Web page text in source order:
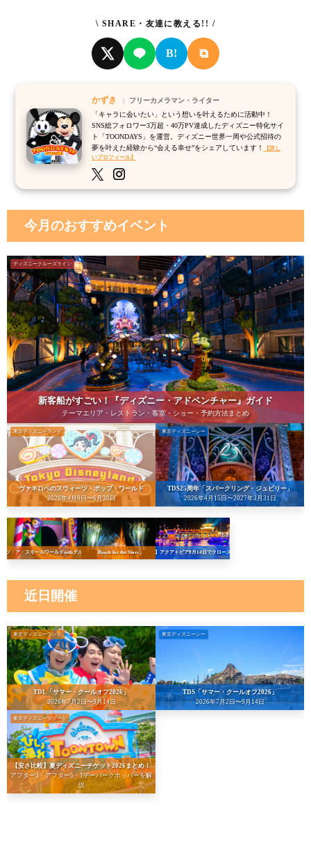
\ SHARE・友達に教える!! /
B! ⧉
かずき
フリーカメラマン・ライター
「キャラに会いたい」という想いを叶えるために活動中！
SNS総フォロワー3万超・40万PV達成したディズニー特化サイ
ト「TOONDAYS」を運営。ディズニー世界一周や公式招待の
夢を叶えた経験から“会える幸せ”をシェアしています！
【詳し
いプロフィール】
今月のおすすめイベント
ディズニークルーズライン
新客船がすごい！『ディズニー・アドベンチャー』ガイド
テーマエリア・レストラン・客室・ショー・予約方法まとめ
東京ディズニーランド
ヴァネロペのスウィーツ・ポップ・ワールド
2026年4月9日〜6月30日
東京ディズニーシー
TDS25周年「スパークリング・ジュビリー」
2026年4月15日〜2027年3月31日
ッツ・ア・スモールワールドwithグルート Reach for the Stars 【悲報】アクアトピア9月14日でクローズへ…！
近日開催
東京ディズニーランド
TDL「サマー・クールオフ2026」
2026年7月2日〜9月14日
東京ディズニーシー
TDS「サマー・クールオフ2026」
2026年7月2日〜9月14日
東京ディズニーリゾート
【安さ比較】夏ディズニーチケット2026まとめ！
アフター3・アフター5・1デーパークホッパーを解
説